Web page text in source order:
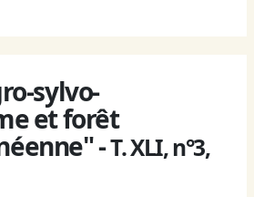
sylvo-
et forêt
-T. XLI, n°3,